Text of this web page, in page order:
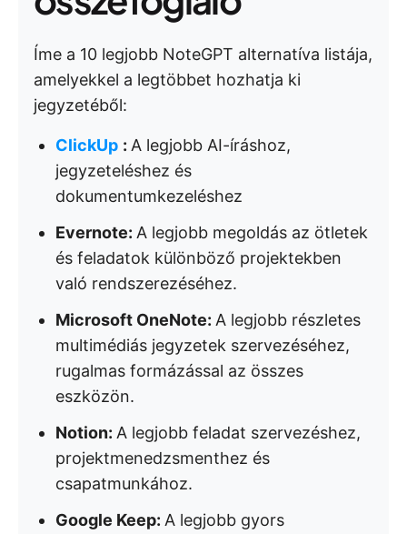
Íme a 10 legjobb NoteGPT alternatíva listája,
amelyekkel a legtöbbet hozhatja ki
jegyzetéből:
ClickUp : A legjobb AI-íráshoz,
jegyzeteléshez és
dokumentumkezeléshez
Evernote: A legjobb megoldás az ötletek
és feladatok különböző projektekben
való rendszerezéséhez.
Microsoft OneNote: A legjobb részletes
multimédiás jegyzetek szervezéséhez,
rugalmas formázással az összes
eszközön.
Notion: A legjobb feladat szervezéshez,
projektmenedzsmenthez és
csapatmunkához.
Google Keep: A legjobb gyors